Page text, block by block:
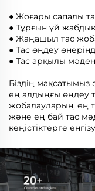
● Жоғары сапалы
● Тұрғын үй
● Жаңашыл тас
● Тас өңдеу
● Тас арқылы
Біздің
ең алдыңғы өңдеу
жобалауларын, ең
және ең бай тас
кеңістіктерге